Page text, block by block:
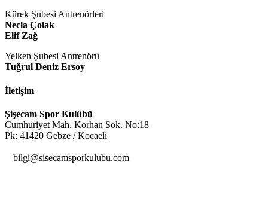
Kürek Şubesi Antrenörleri
Necla Çolak
Elif Zağ
Yelken Şubesi Antrenörü
Tuğrul Deniz Ersoy
İletişim
Şişecam Spor Kulübü
Cumhuriyet Mah. Korhan Sok. No:18
Pk: 41420 Gebze / Kocaeli
bilgi@sisecamsporkulubu.com